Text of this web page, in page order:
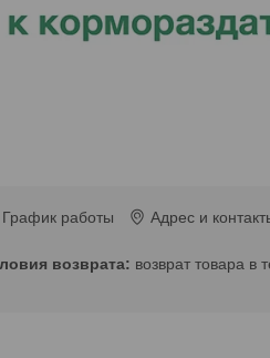
График работы Адрес и
возврат товара в